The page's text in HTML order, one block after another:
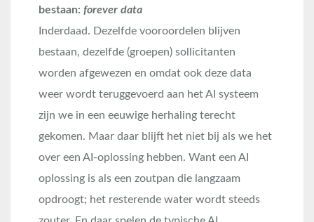
bestaan: forever data
Inderdaad. Dezelfde vooroordelen blijven
bestaan, dezelfde (groepen) sollicitanten
worden afgewezen en omdat ook deze data
weer wordt teruggevoerd aan het AI systeem
zijn we in een eeuwige herhaling terecht
gekomen. Maar daar blijft het niet bij als we het
over een AI-oplossing hebben. Want een AI
oplossing is als een zoutpan die langzaam
opdroogt; het resterende water wordt steeds